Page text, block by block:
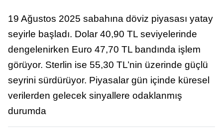
19 Ağustos 2025 sabahına döviz piyasası yatay
seyirle başladı. Dolar 40,90 TL seviyelerinde
dengelenirken Euro 47,70 TL bandında işlem
görüyor. Sterlin ise 55,30 TL’nin üzerinde güçlü
seyrini sürdürüyor. Piyasalar gün içinde küresel
verilerden gelecek sinyallere odaklanmış
durumda